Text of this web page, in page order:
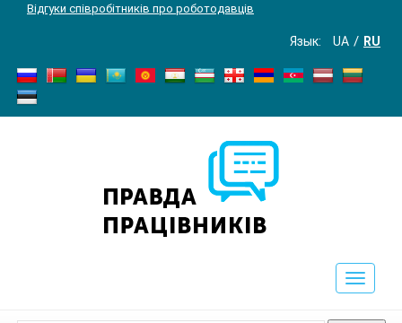
Відгуки співробітників про роботодавців
Язык: UA RU
Toggle